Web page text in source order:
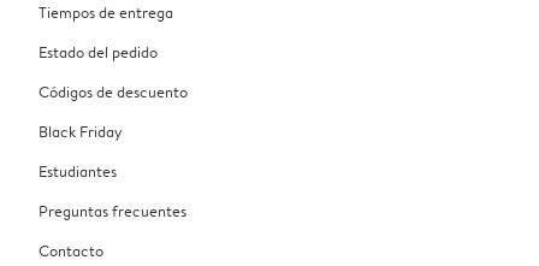
Tiempos de entrega
Estado del pedido
Códigos de descuento
Black Friday
Estudiantes
Preguntas frecuentes
Contacto